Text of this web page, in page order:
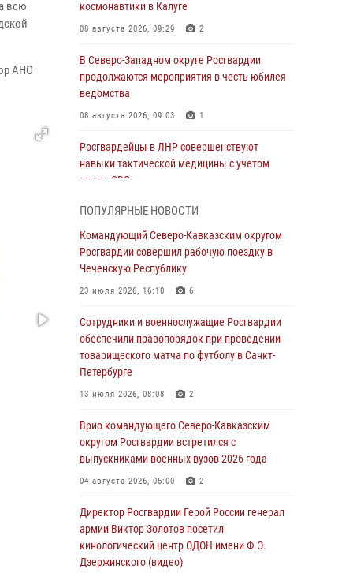
всю
АНО
космонавтики в Калуге
08 августа 2026, 09:29 2
В Северо-Западном округе Росгвардии
продолжаются мероприятия в честь юбилея
ведомства
08 августа 2026, 09:03 1
Росгвардейцы в ЛНР совершенствуют
навыки тактической медицины с учетом
опыта СВО
Росгвардейцы обеспечили безопасность
«Поезда Победы» в Кузбассе
08 августа 2026, 07:00
Республике Калмыкия исполнилось 20 лет
08 августа 2026, 07:00
В Кабардино-Балкарии сотрудники
Росгвардии провели турнир по настольному
08 августа 2026, 07:00
Военнослужащие Софринской бригады
Росгвардии встретились с участником
Ломоносова — дорогой к Победе в СВО»
(видео)
08 августа 2026, 07:00 2 1
ПОПУЛЯРНЫЕ НОВОСТИ
Командующий Северо-Кавказским округом
Росгвардии совершил рабочую поездку в
Чеченскую Республику
23 июля 2026, 16:10 6
Сотрудники и военнослужащие Росгвардии
обеспечили правопорядок при проведении
товарищеского матча по футболу в Санкт-
Петербурге
13 июля 2026, 08:08 2
Врио командующего Северо-Кавказским
округом Росгвардии встретился с
выпускниками военных вузов 2026 года
04 августа 2026, 05:00 2
Директор Росгвардии Герой России генерал
армии Виктор Золотов посетил
кинологический центр ОДОН имени Ф.Э.
Дзержинского (видео)